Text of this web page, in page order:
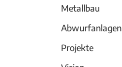
Metallbau
Abwurfanlagen
Projekte